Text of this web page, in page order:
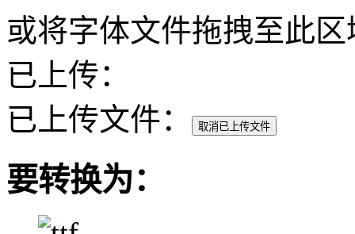
或将字体文件拖拽至此区
已上传：
已上传文件：
取消已上传文件
要转换为：